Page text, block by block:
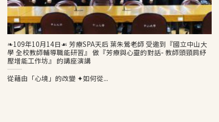
❧109年10月14日☙ 芳療SPA天后 葉朱鶯老師 受邀到『國立中山大
學 全校教師輔導職能研習』 做『芳療與心靈的對話- 教師頭頸肩紓
壓增能工作坊』 的講座演講
從藉由「心境」的改變 ✦如何從...